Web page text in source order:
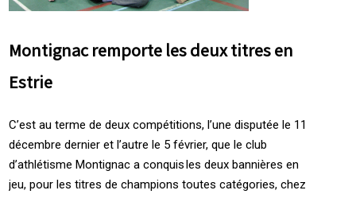
Montignac remporte les deux titres en
Estrie
C’est au terme de deux compétitions, l’une disputée le 11
décembre dernier et l’autre le 5 février, que le club
d’athlétisme Montignac a conquis les deux bannières en
jeu, pour les titres de champions toutes catégories, chez